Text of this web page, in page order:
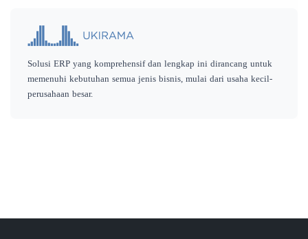
Solusi ERP yang komprehensif dan lengkap ini dirancang untuk
memenuhi kebutuhan semua jenis bisnis, mulai dari usaha kecil-
perusahaan besar.